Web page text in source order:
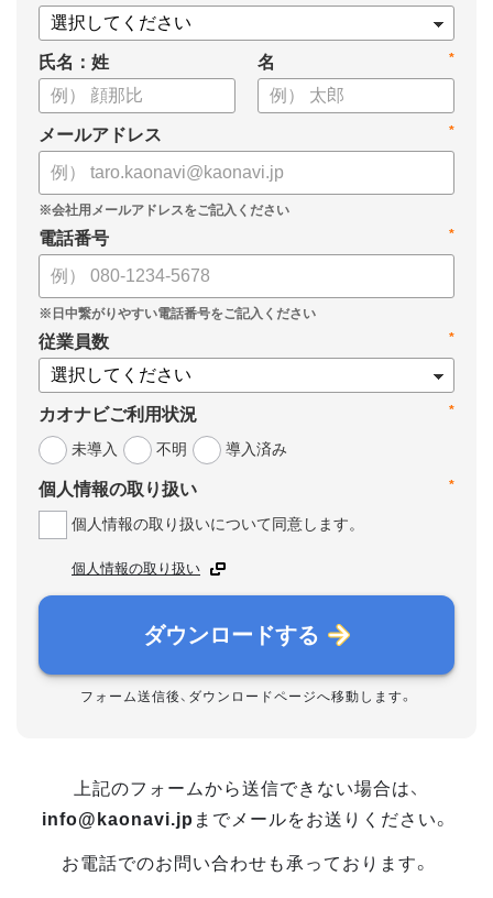
氏名：姓 *
名
*
メールアドレス
*
電話番号
*
従業員数
*
カオナビご利用状況
未導入
不明 導入済み
*
個人情報の取り扱い
個人情報の取り扱いについて同意します。
個人情報の取り扱い
ダウンロードする
フォーム送信後、ダウンロードページへ移動します。
上記のフォームから送信できない場合は、
info@kaonavi.jp までメールをお送りください。
お電話でのお問い合わせも承っております。